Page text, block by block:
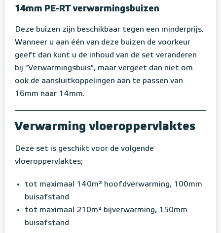
14mm PE-RT verwarmingsbuizen
Deze buizen zijn beschikbaar tegen een minderprijs.
Wanneer u aan één van deze buizen de voorkeur
geeft dan kunt u de inhoud van de set veranderen
bij "Verwarmingsbuis", maar vergeet dan niet om
ook de aansluitkoppelingen aan te passen van
16mm naar 14mm.
Verwarming vloeroppervlaktes
Deze set is geschikt voor de volgende
vloeroppervlaktes;
tot maximaal 140m² hoofdverwarming, 100mm
buisafstand
tot maximaal 210m² bijverwarming, 150mm
buisafstand